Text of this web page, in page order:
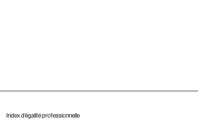
Index d’égalité professionnelle